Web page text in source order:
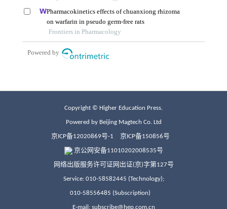
Copyright © Higher Education Press.
Powered by Beijing Magtech Co. Ltd
京ICP备12020869号-1 京ICP备150856号
京公网安备11010202008535号
网络出版服务许可证网出证(京)字第127号
Service: 010-58582445 (Technology);
010-58556485 (Subscription)
E-mail: subscribe@hep.com.cn